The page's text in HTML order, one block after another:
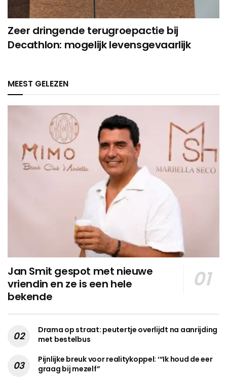
Zeer dringende terugroepactie bij
Decathlon: mogelijk levensgevaarlijk
MEEST GELEZEN
Jan Smit gespot met nieuwe
vriendin en ze is een hele
bekende
Drama op straat: peutertje overlijdt na aanrijding
met bestelbus
Pijnlijke breuk voor realitykoppel: ‘“Ik houd de eer
graag bij mezelf”